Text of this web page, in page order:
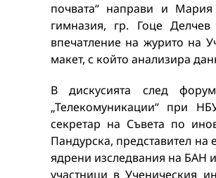
почвата“ направи и
гимназия, гр. Гоце
впечатление на журито на
макет, с който анализира
В дискусията след
„Телекомуникации“ при
секретар на Съвета по
Пандурска, представител на
ядрени изследвания на БАН
участници в Ученическия